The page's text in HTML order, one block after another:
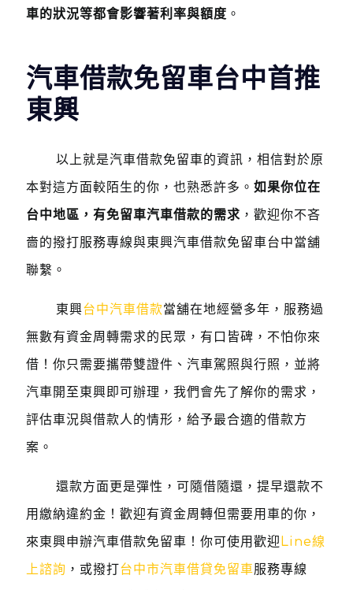
車的狀況等都會影響著利率與額度 。
汽車借款免留車台中首推
東興
以上就是汽車借款免留車的資訊，相信對於原
本對這方面較陌生的你，也熟悉許多。 如果你位在
台中地區，有免留車汽車借款的需求 ，歡迎你不吝
嗇的撥打服務專線與東興汽車借款免留車台中當舖
聯繫。
東興台中汽車借款當舖在地經營多年，服務過
無數有資金周轉需求的民眾，有口皆碑，不怕你來
借！你只需要攜帶雙證件、汽車駕照與行照，並將
汽車開至東興即可辦理，我們會先了解你的需求，
評估車況與借款人的情形，給予最合適的借款方
案。
還款方面更是彈性，可隨借隨還，提早還款不
用繳納違約金！歡迎有資金周轉但需要用車的你，
來東興申辦汽車借款免留車！你可使用歡迎Line線
上諮詢 ，或撥打台中市汽車借貸免留車服務專線